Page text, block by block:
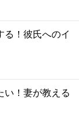
！彼氏へのイ
い！妻が教える